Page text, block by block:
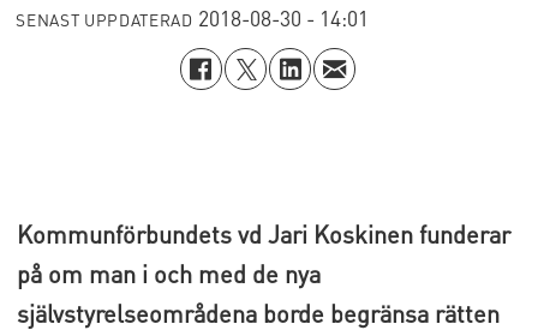
SENAST UPPDATERAD 2018-08-30 - 14:01
Kommunförbundets vd Jari Koskinen funderar
på om man i och med de nya
självstyrelseområdena borde begränsa rätten